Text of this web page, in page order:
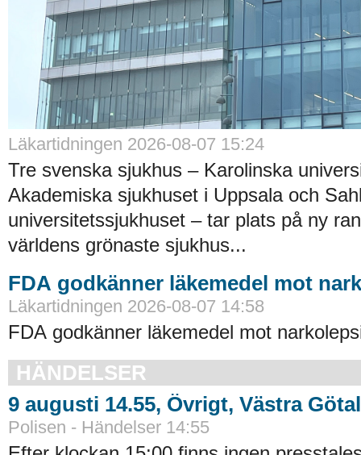
Läkartidningen 2026-08-07 15:24
Tre svenska sjukhus – Karolinska
Akademiska sjukhuset i Uppsala och
universitetssjukhuset – tar plats på ny
världens grönaste sjukhus...
FDA godkänner läkemedel mot
Läkartidningen 2026-08-07 14:58
FDA godkänner läkemedel mot
HÄNDELSER
9 augusti 14.55, Övrigt, Västra
Polisen - Händelser 14:55